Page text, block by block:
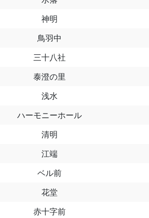
神明
鳥羽中
三十八社
泰澄の里
浅水
ハーモニーホール
清明
江端
ベル前
花堂
赤十字前